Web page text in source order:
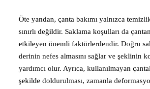
Öte yandan, çanta bakımı yalnızca
sınırlı değildir. Saklama koşulları da
etkileyen önemli faktörlerdendir. Doğru
derinin nefes almasını sağlar ve şeklinin
yardımcı olur. Ayrıca, kullanılmayan
şekilde doldurulması, zamanla